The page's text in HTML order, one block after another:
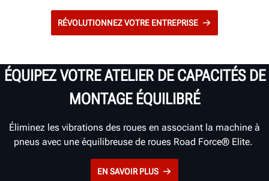
RÉVOLUTIONNEZ VOTRE ENTREPRISE
ÉQUIPEZ VOTRE ATELIER DE CAPACITÉS DE
MONTAGE ÉQUILIBRÉ
Éliminez les vibrations des roues en associant la machine à
pneus avec une équilibreuse de roues Road Force® Elite.
EN SAVOIR PLUS